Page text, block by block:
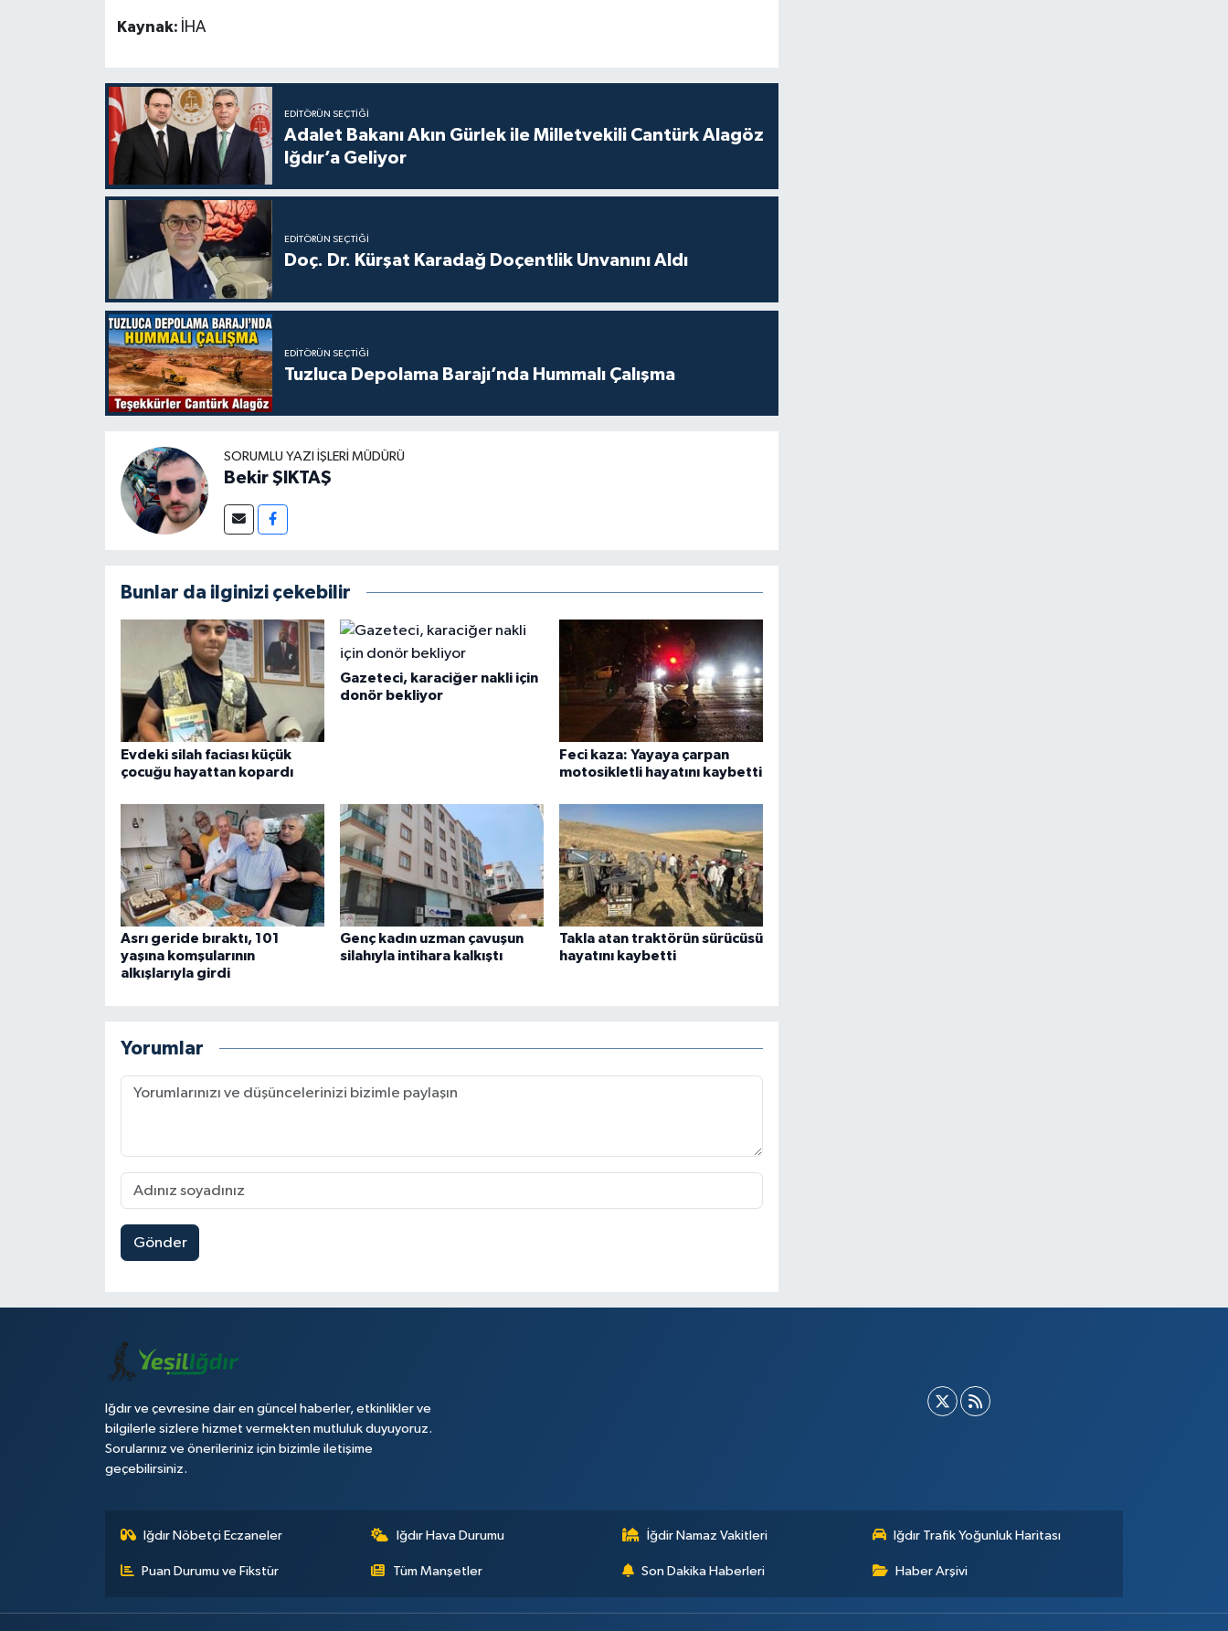
Kaynak: İHA
EDITÖRÜN SEÇTIĞI
Adalet Bakanı Akın Gürlek ile Milletvekili Cantürk Alagöz
Iğdır’a Geliyor
EDITÖRÜN SEÇTIĞI
Doç. Dr. Kürşat Karadağ Doçentlik Unvanını Aldı
EDITÖRÜN SEÇTIĞI
Tuzluca Depolama Barajı’nda Hummalı Çalışma
SORUMLU YAZI İŞLERI MÜDÜRÜ
Bekir ŞIKTAŞ
Bunlar da ilginizi çekebilir
Evdeki silah faciası küçük
çocuğu hayattan kopardı
Gazeteci, karaciğer nakli için
donör bekliyor
Feci kaza: Yayaya çarpan
motosikletli hayatını kaybetti
Asrı geride bıraktı, 101
yaşına komşularının
alkışlarıyla girdi
Genç kadın uzman çavuşun
silahıyla intihara kalkıştı
Takla atan traktörün sürücüsü
hayatını kaybetti
Yorumlar
Gönder
Iğdır ve çevresine dair en güncel haberler, etkinlikler ve
bilgilerle sizlere hizmet vermekten mutluluk duyuyoruz.
Sorularınız ve önerileriniz için bizimle iletişime
geçebilirsiniz.
Iğdır Nöbetçi Eczaneler Iğdır Hava Durumu İğdir Namaz Vakitleri Iğdır Trafik Yoğunluk Haritası
Puan Durumu ve Fikstür Tüm Manşetler Son Dakika Haberleri Haber Arşivi